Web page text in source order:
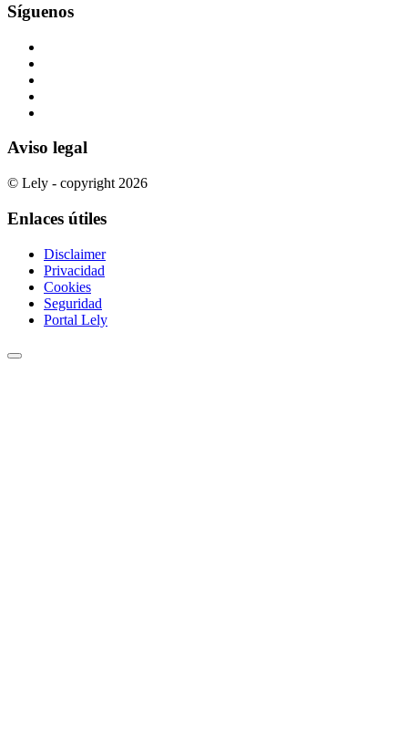
Síguenos
Aviso legal
© Lely - copyright 2026
Enlaces útiles
Disclaimer
Privacidad
Cookies
Seguridad
Portal Lely